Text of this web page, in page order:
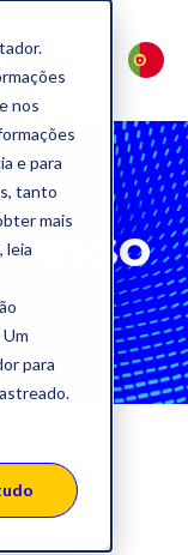
nos
e para
tanto
mais
leia
para